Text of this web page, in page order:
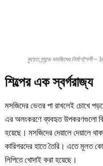
কুয়েত গ্র্যান্ড মসজিদের
শিল্পের এক স্বর্গরাজ্য
মসজিদের ভেতর পা রাখলেই চোখে
এর অলংকরণে ব্যবহৃত উপকরণগুলো
হয়েছে। মসজিদের দেয়ালে দেয়ালে
কারিগরদের হাতে তৈরি। এতে
লিপিতে খোদাই করা হয়েছে।